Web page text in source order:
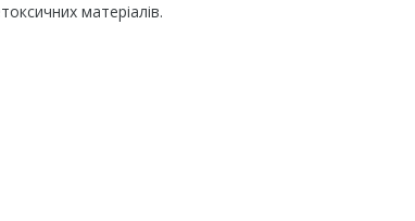
матеріалів.